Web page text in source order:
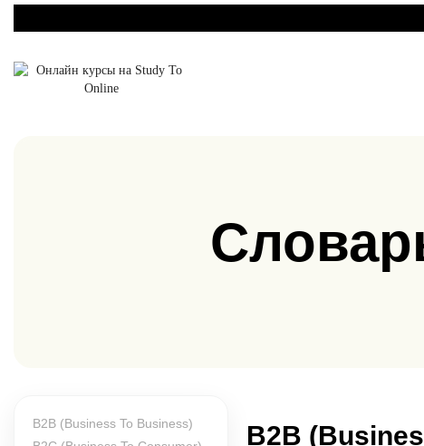
B2B (Business To Business)
B2B